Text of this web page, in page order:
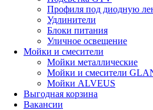
Профиля под диодную
Удлинители
Блоки питания
Уличное освещение
Мойки и смесители
Мойки металлические
Мойки и смесители
Мойки ALVEUS
Выгодная корзина
Вакансии